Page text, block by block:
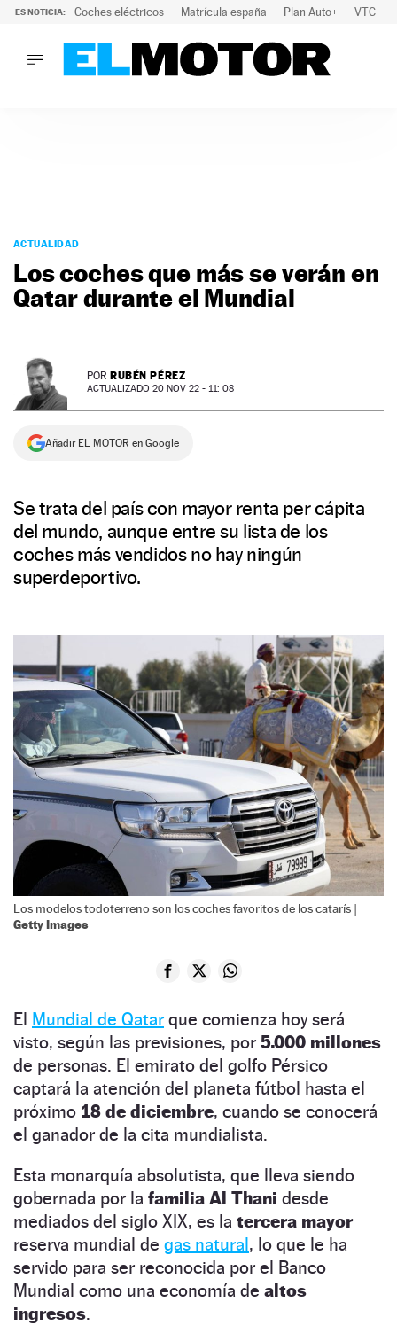
ES NOTICIA: Coches eléctricos Matrícula españa Plan Auto+ VTC
PODCAST
MOTOS
TECNOLOGÍA
PREMIOS
SERVICIOS
ACTUALIDAD
Los coches que más se verán en
Qatar durante el Mundial
POR RUBÉN PÉREZ
ACTUALIZADO 20 NOV 22 - 11: 08
Añadir EL MOTOR en Google
Se trata del país con mayor renta per cápita
del mundo, aunque entre su lista de los
coches más vendidos no hay ningún
superdeportivo.
Los modelos todoterreno son los coches favoritos de los catarís |
Getty Images
El Mundial de Qatar que comienza hoy será
visto, según las previsiones, por 5.000 millones
de personas. El emirato del golfo Pérsico
captará la atención del planeta fútbol hasta el
próximo 18 de diciembre, cuando se conocerá
el ganador de la cita mundialista.
Esta monarquía absolutista, que lleva siendo
gobernada por la familia Al Thani desde
mediados del siglo XIX, es la tercera mayor
reserva mundial de gas natural, lo que le ha
servido para ser reconocida por el Banco
Mundial como una economía de altos
ingresos.